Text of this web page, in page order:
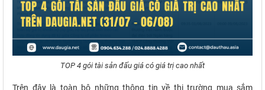
TOP 4 gói tài sản đấu giá có giá trị cao nhất
Trên đây là toàn bộ những thông tin về thị trường mua sắm